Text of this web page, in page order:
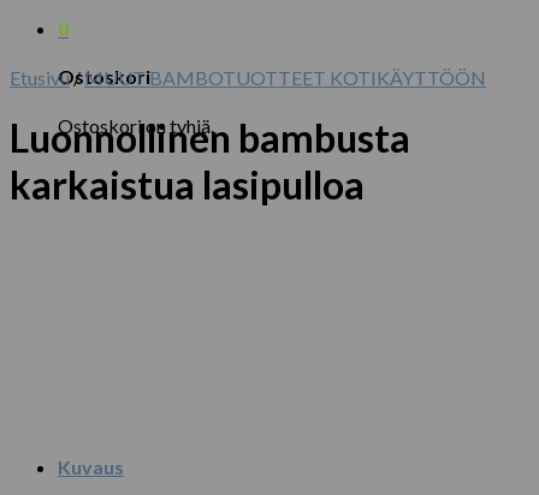
0
Ostoskori
Ostoskori on tyhjä.
Etusivu / MUUT BAMBOTUOTTEET KOTIKÄYTTÖÖN
Luonnollinen bambusta
karkaistua lasipulloa
Kuvaus